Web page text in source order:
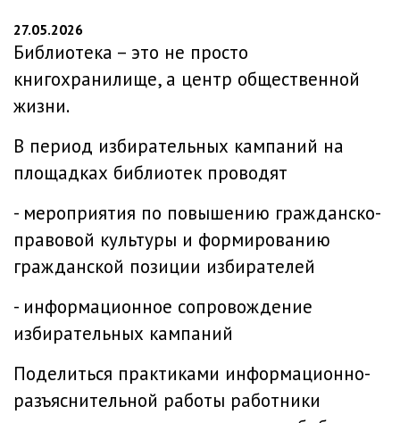
27.05.2026
Библиотека – это не просто
книгохранилище, а центр общественной
жизни.
В период избирательных кампаний на
площадках библиотек проводят
- мероприятия по повышению гражданско-
правовой культуры и формированию
гражданской позиции избирателей
- информационное сопровождение
избирательных кампаний
Поделиться практиками информационно-
разъяснительной работы работники